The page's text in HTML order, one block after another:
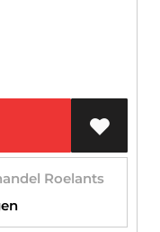
Roelants